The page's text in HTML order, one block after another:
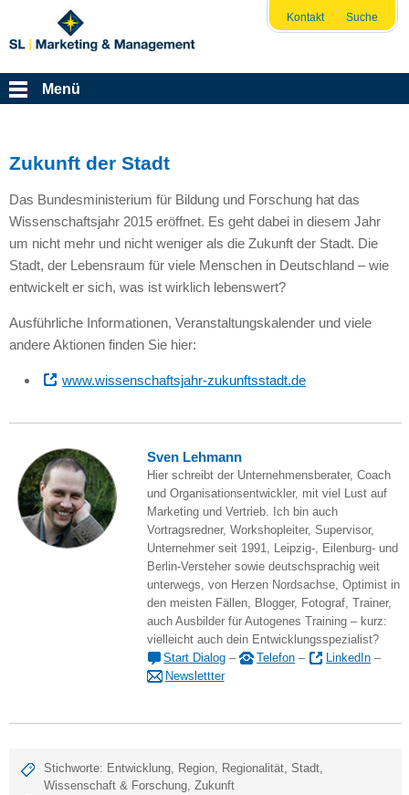
Kontakt Suche
Menü
Zukunft der Stadt
Das Bundesministerium für Bildung und Forschung hat das
Wissenschaftsjahr 2015 eröffnet. Es geht dabei in diesem Jahr
um nicht mehr und nicht weniger als die Zukunft der Stadt. Die
Stadt, der Lebensraum für viele Menschen in Deutschland – wie
entwickelt er sich, was ist wirklich lebenswert?
Ausführliche Informationen, Veranstaltungskalender und viele
andere Aktionen finden Sie hier:
www.wissenschaftsjahr-zukunftsstadt.de
Sven Lehmann
Hier schreibt der Unternehmensberater, Coach
und Organisationsentwickler, mit viel Lust auf
Marketing und Vertrieb. Ich bin auch
Vortragsredner, Workshopleiter, Supervisor,
Unternehmer seit 1991, Leipzig-, Eilenburg- und
Berlin-Versteher sowie deutschsprachig weit
unterwegs, von Herzen Nordsachse, Optimist in
den meisten Fällen, Blogger, Fotograf, Trainer,
auch Ausbilder für Autogenes Training – kurz:
vielleicht auch dein Entwicklungsspezialist?
Start Dialog – Telefon – LinkedIn –
Newslettter
Stichworte: Entwicklung, Region, Regionalität,Stadt,
Wissenschaft & Forschung,Zukunft